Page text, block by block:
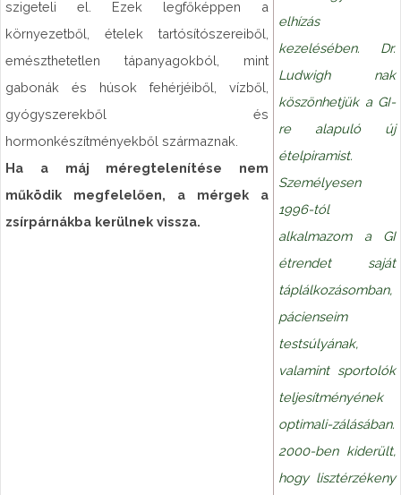
szigeteli el. Ezek legfőképpen a
környezetből, ételek tartósítószereiből,
emészthetetlen tápanyagokból, mint
gabonák és húsok fehérjéiből, vízből,
gyógyszerekből és
hormonkészítményekből származnak.
Ha a máj méregtelenítése nem
működik megfelelően, a mérgek a
zsírpárnákba kerülnek vissza.
elhízás
kezelésében. Dr.
Ludwigh nak
köszönhetjük a GI-
re alapuló új
ételpiramist.
Személyesen
1996-tól
alkalmazom a GI
étrendet saját
táplálkozásomban,
pácienseim
testsúlyának,
valamint sportolók
teljesítményének
optimali-zálásában.
2000-ben kiderült,
hogy lisztérzékeny